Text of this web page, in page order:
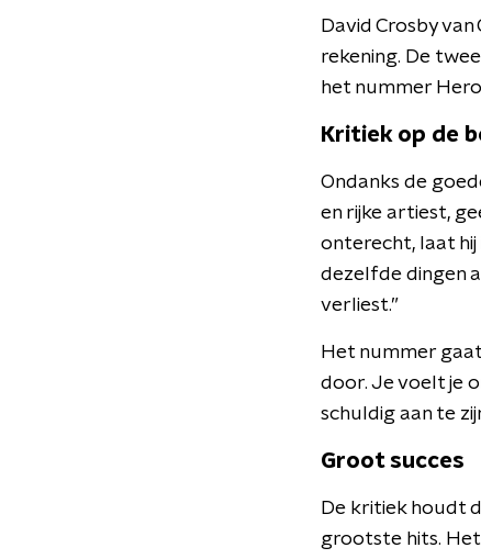
David Crosby
rekening. De
het nummer
Kritiek op de
Ondanks de
en rijke artiest,
onterecht, laat hij
dezelfde dingen
verliest.”
Het nummer
door. Je voelt je
schuldig aan te
Groot succes
De kritiek houdt
grootste hits.